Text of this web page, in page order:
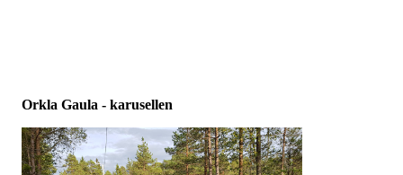
Orkla Gaula - karusellen